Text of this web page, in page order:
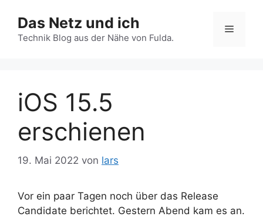
Inhalt
springen
Das Netz und ich
Technik Blog aus der Nähe von Fulda.
Menü
iOS 15.5
erschienen
19. Mai 2022 von lars
Vor ein paar Tagen noch über das Release
Candidate berichtet. Gestern Abend kam es an.